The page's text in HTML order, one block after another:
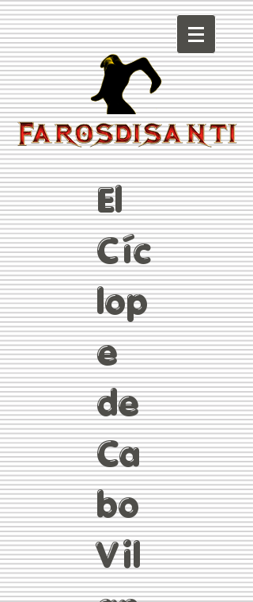
El
Cíc
lop
e
de
Ca
bo
Vil